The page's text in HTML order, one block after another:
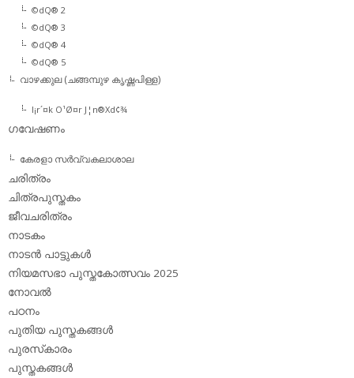
©dQ® 2
©dQ® 3
©dQ® 4
©dQ® 5
വാഴക്കുല (ചങ്ങമ്പുഴ കൃഷ്ണപിള്ള)
l¡r´¤k O¹Ø¤r J¦n®Xd¢¾
ഗവേഷണം
കേരളാ സര്‍വ്വകലാശാല
ചരിത്രം
ചിത്രപുസ്തകം
ജീവചരിത്രം
നാടകം
നാടന്‍ പാട്ടുകള്‍
നിയമസഭാ പുസ്തകോത്സവം 2025
നോവല്‍
പഠനം
പുതിയ പുസ്തകങ്ങള്‍
പുരസ്‌കാരം
പുസ്തകങ്ങള്‍